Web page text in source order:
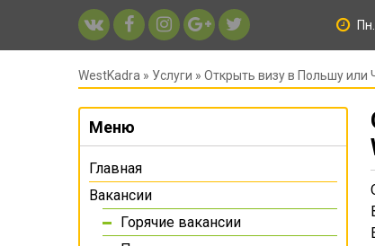
WestKadra » Услуги » Открыть визу в Польшу
Меню
Главная
Вакансии
Горячие вакансии